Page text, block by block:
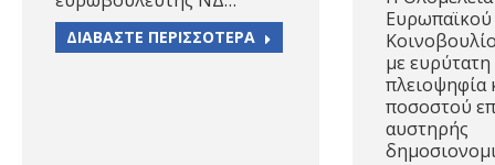
ΔΙΑΒΑΣΤΕ ΠΕΡΙΣΣΟΤΕΡΑ
Ευρωπαϊκού
με ευρύτατη
πλειοψηφία
ποσοστού
αυστηρής